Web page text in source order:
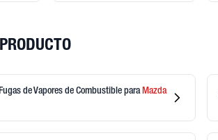
de Vapores de Combustible para Mazda